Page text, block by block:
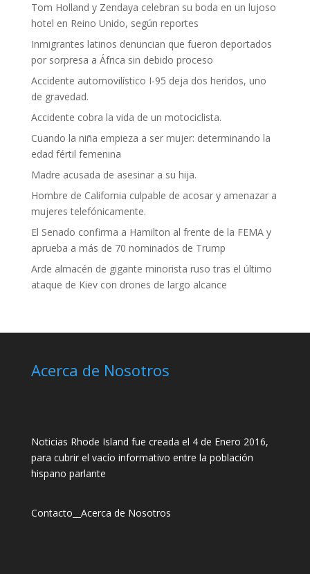
Tom Holland y Zendaya celebran su boda en un lujoso
hotel en Reino Unido, según reportes
Inmigrantes latinos denuncian que fueron deportados
por sorpresa a África sin debido proceso
Accidente automovilístico I-95 deja dos heridos, uno
de gravedad.
Accidente cobra la vida de un motociclista.
Cuando la niña empieza a ser mujer: determinando la
edad fértil femenina
Madre acusada de asesinar a su hija.
Hombre de California culpable de acosar y amenazar a
mujeres telefónicamente.
El Senado confirma a Hamilton al frente de la FEMA y
aprueba a más de 70 nominados de Trump
Arde almacén de gigante minorista ruso tras el último
ataque de Kiev con drones de largo alcance
Acerca de Nosotros
Noticias Rhode Island fue creada el 4 de Enero 2016,
para cubrir el vacío informativo entre la población
hispano parlante
Contacto Acerca de Nosotros